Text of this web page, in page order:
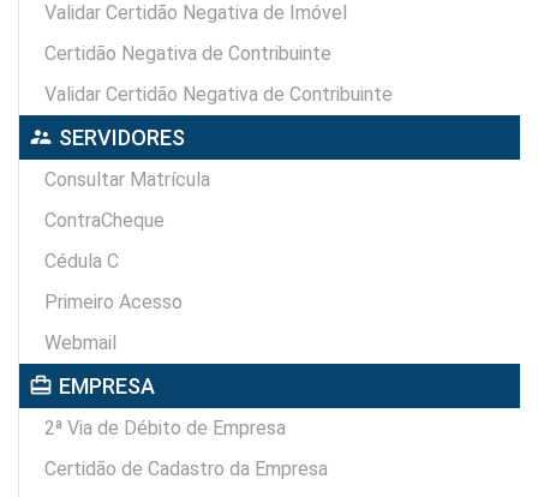
Validar Certidão Negativa de Imóvel
Certidão Negativa de Contribuinte
Validar Certidão Negativa de Contribuinte
supervisor_account SERVIDORES
Consultar Matrícula
ContraCheque
Cédula C
Primeiro Acesso
Webmail
card_travel EMPRESA
2ª Via de Débito de Empresa
Certidão de Cadastro da Empresa